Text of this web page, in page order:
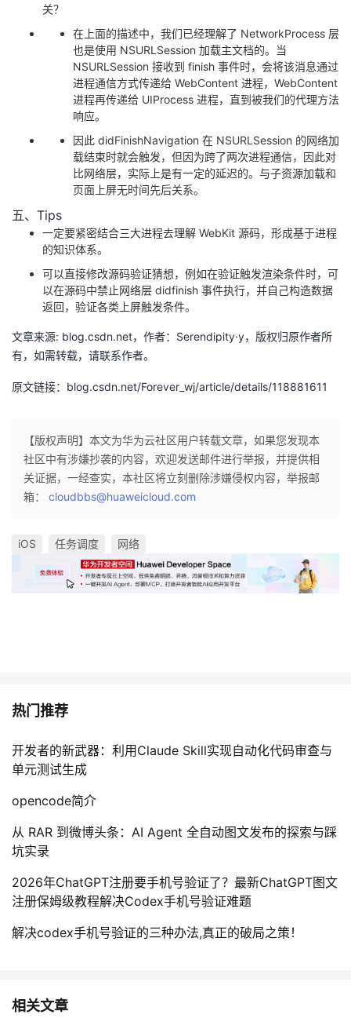
关？
在上面的描述中，我们已经理解了 NetworkProcess 层
也是使用 NSURLSession 加载主文档的。当
NSURLSession 接收到 finish 事件时，会将该消息通过
进程通信方式传递给 WebContent 进程，WebContent
进程再传递给 UIProcess 进程，直到被我们的代理方法
响应。
因此 didFinishNavigation 在 NSURLSession 的网络加
载结束时就会触发，但因为跨了两次进程通信，因此对
比网络层，实际上是有一定的延迟的。与子资源加载和
页面上屏无时间先后关系。
五、Tips
一定要紧密结合三大进程去理解 WebKit 源码，形成基于进程
的知识体系。
可以直接修改源码验证猜想，例如在验证触发渲染条件时，可
以在源码中禁止网络层 didfinish 事件执行，并自己构造数据
返回，验证各类上屏触发条件。
文章来源: blog.csdn.net，作者：Serendipity·y，版权归原作者所
有，如需转载，请联系作者。
原文链接：blog.csdn.net/Forever_wj/article/details/118881611
【版权声明】本文为华为云社区用户转载文章，如果您发现本
社区中有涉嫌抄袭的内容，欢迎发送邮件进行举报，并提供相
关证据，一经查实，本社区将立刻删除涉嫌侵权内容，举报邮
箱： cloudbbs@huaweicloud.com
iOS 任务调度 网络
热门推荐
开发者的新武器：利用Claude Skill实现自动化代码审查与
单元测试生成
opencode简介
从 RAR 到微博头条：AI Agent 全自动图文发布的探索与踩
坑实录
2026年ChatGPT注册要手机号验证了？最新ChatGPT图文
注册保姆级教程解决Codex手机号验证难题
解决codex手机号验证的三种办法,真正的破局之策！
相关文章